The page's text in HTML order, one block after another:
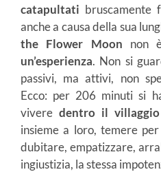
catapultati bruscamente
anche a causa della sua
the Flower Moon non
un’esperienza. Non si
passivi, ma attivi, non
Ecco: per 206 minuti si
vivere dentro il villaggio
insieme a loro, temere
dubitare, empatizzare,
ingiustizia, la stessa